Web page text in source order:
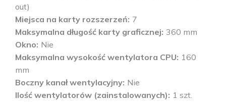
out)
Miejsca na karty rozszerzeń 7
Maksymalna długość karty graficznej 360 mm
Okno Nie
Maksymalna wysokość wentylatora CPU 160
mm
Boczny kanał wentylacyjny Nie
Ilość wentylatorów (zainstalowanych)
1 szt.